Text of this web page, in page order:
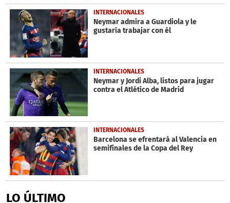
INTERNACIONALES
Neymar admira a Guardiola y le
gustaría trabajar con él
INTERNACIONALES
Neymar y Jordi Alba, listos para jugar
contra el Atlético de Madrid
INTERNACIONALES
Barcelona se efrentará al Valencia en
semifinales de la Copa del Rey
LO ÚLTIMO